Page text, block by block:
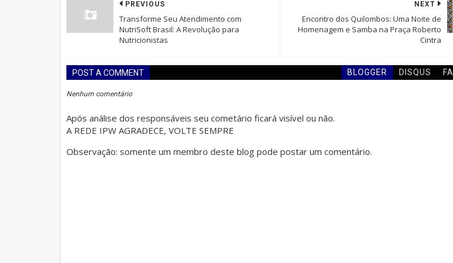
NEXT
Encontro dos Quilombos: Uma Noite de
Homenagem e Samba na Praça Roberto
Cintra
PREVIOUS
Transforme Seu Atendimento com
NutriSoft Brasil: A Revolução para
Nutricionistas
POST A COMMENT BLOGGER DISQUS
Nenhum comentário
Após análise dos responsáveis seu cometário ficará visível ou não.
A REDE IPW AGRADECE, VOLTE SEMPRE
Observação: somente um membro deste blog pode postar um comentário.